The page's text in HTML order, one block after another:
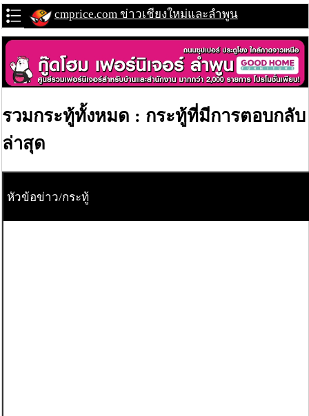
cmprice.com ข่าวเชียงใหม่และลำพูน
รวมกระทู้ทั้งหมด : กระทู้ที่มีการตอบกลับ
ล่าสุด
หัวข้อข่าว/กระทู้